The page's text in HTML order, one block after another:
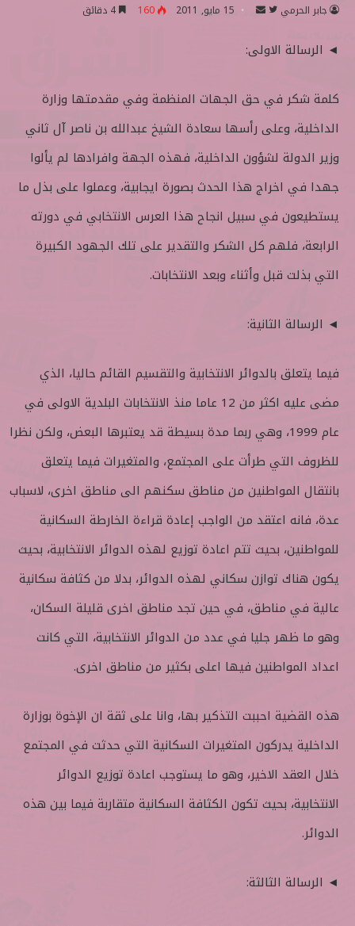
جابر الحرمي
ت
ب
ل
ى
و
ي
ر
س
ر
ي
ا
ك
ت
ر
و
ي
ا
15 مايو, 2011 160
◄ الرسالة الاولى:
كلمة شكر في حق الجهات المنظمة وفي مقدمتها وزارة
الداخلية، وعلى رأسها سعادة الشيخ عبدالله بن ناصر آل ثاني
وزير الدولة لشؤون الداخلية، فهذه الجهة وافرادها لم يألوا
جهدا في اخراج هذا الحدث بصورة ايجابية، وعملوا على بذل ما
يستطيعون في سبيل انجاح هذا العرس الانتخابي في دورته
الرابعة، فلهم كل الشكر والتقدير على تلك الجهود الكبيرة
التي بذلت قبل وأثناء وبعد الانتخابات.
◄ الرسالة الثانية:
فيما يتعلق بالدوائر الانتخابية والتقسيم القائم حاليا، الذي
مضى عليه اكثر من 12 عاما منذ الانتخابات البلدية الاولى في
عام 1999، وهي ربما مدة بسيطة قد يعتبرها البعض، ولكن نظرا
للظروف التي طرأت على المجتمع، والمتغيرات فيما يتعلق
بانتقال المواطنين من مناطق سكنهم الى مناطق اخرى، لاسباب
عدة، فانه اعتقد من الواجب إعادة قراءة الخارطة السكانية
للمواطنين، بحيث تتم اعادة توزيع لهذه الدوائر الانتخابية، بحيث
يكون هناك توازن سكاني لهذه الدوائر، بدلا من كثافة سكانية
عالية في مناطق، في حين تجد مناطق اخرى قليلة السكان،
وهو ما ظهر جليا في عدد من الدوائر الانتخابية، التي كانت
اعداد المواطنين فيها اعلى بكثير من مناطق اخرى.
هذه القضية احببت التذكير بها، وانا على ثقة ان الإخوة بوزارة
الداخلية يدركون المتغيرات السكانية التي حدثت في المجتمع
خلال العقد الاخير، وهو ما يستوجب اعادة توزيع الدوائر
الانتخابية، بحيث تكون الكثافة السكانية متقاربة فيما بين هذه
الدوائر.
◄ الرسالة الثالثة: